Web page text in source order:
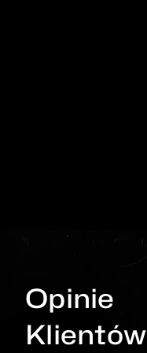
Opinie
Klientów